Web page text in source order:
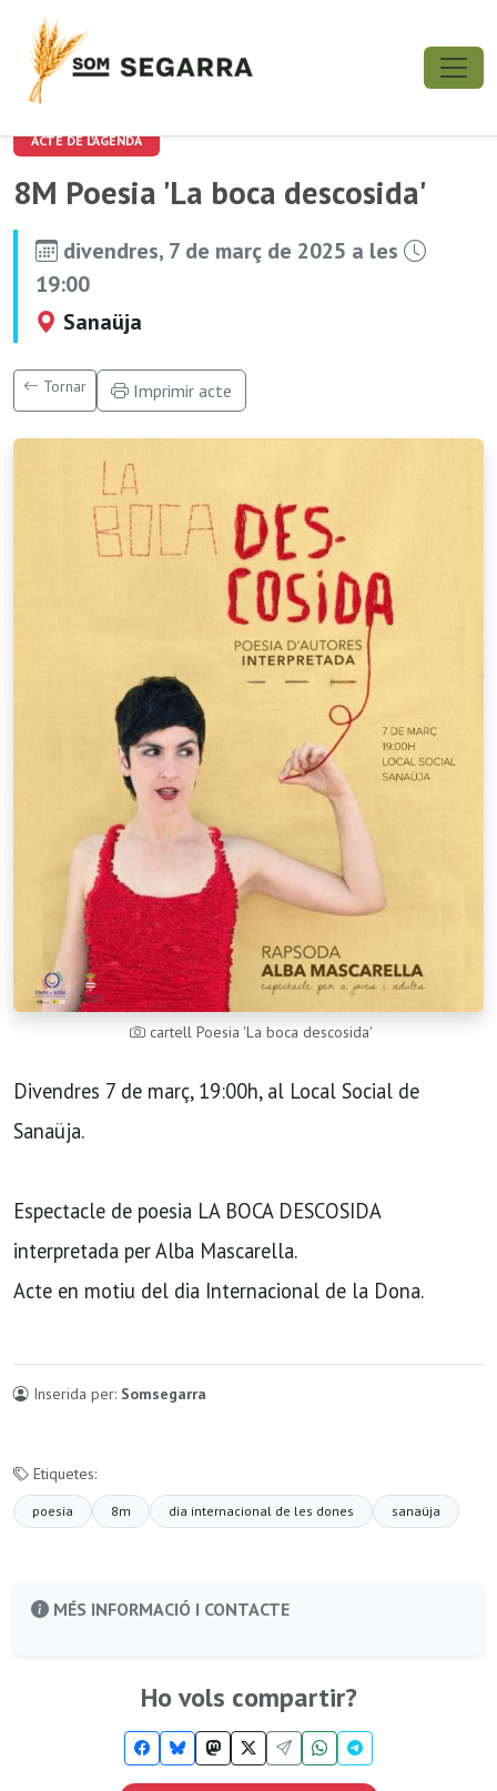
ACTE DE L'AGENDA
8M Poesia 'La boca descosida'
divendres, 7 de març de 2025 a les
19:00
Sanaüja
Tornar Imprimir acte
cartell Poesia 'La boca descosida'
Divendres 7 de març, 19:00h, al Local Social de
Sanaüja.
Espectacle de poesia LA BOCA DESCOSIDA
interpretada per Alba Mascarella.
Acte en motiu del dia Internacional de la Dona.
Inserida per: Somsegarra
Etiquetes:
poesia 8m dia internacional de les dones sanaüja
MÉS INFORMACIÓ I CONTACTE
Ho vols compartir?